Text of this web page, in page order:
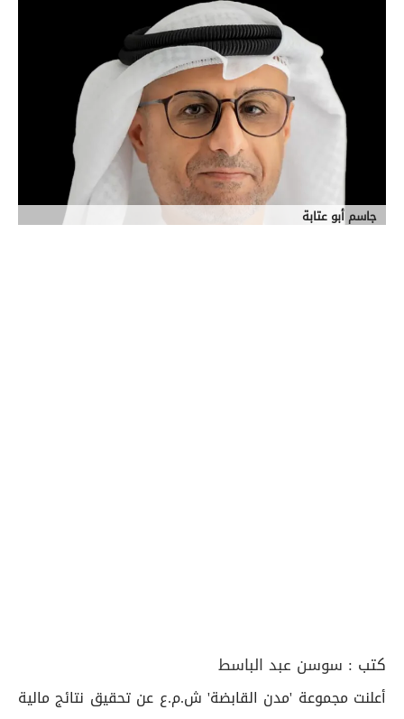
جاسم أبو عتابة
كتب : سوسن عبد الباسط
أعلنت مجموعة 'مدن القابضة' ش.م.ع عن تحقيق نتائج مالية